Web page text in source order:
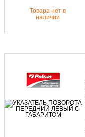
Товара нет в
наличии